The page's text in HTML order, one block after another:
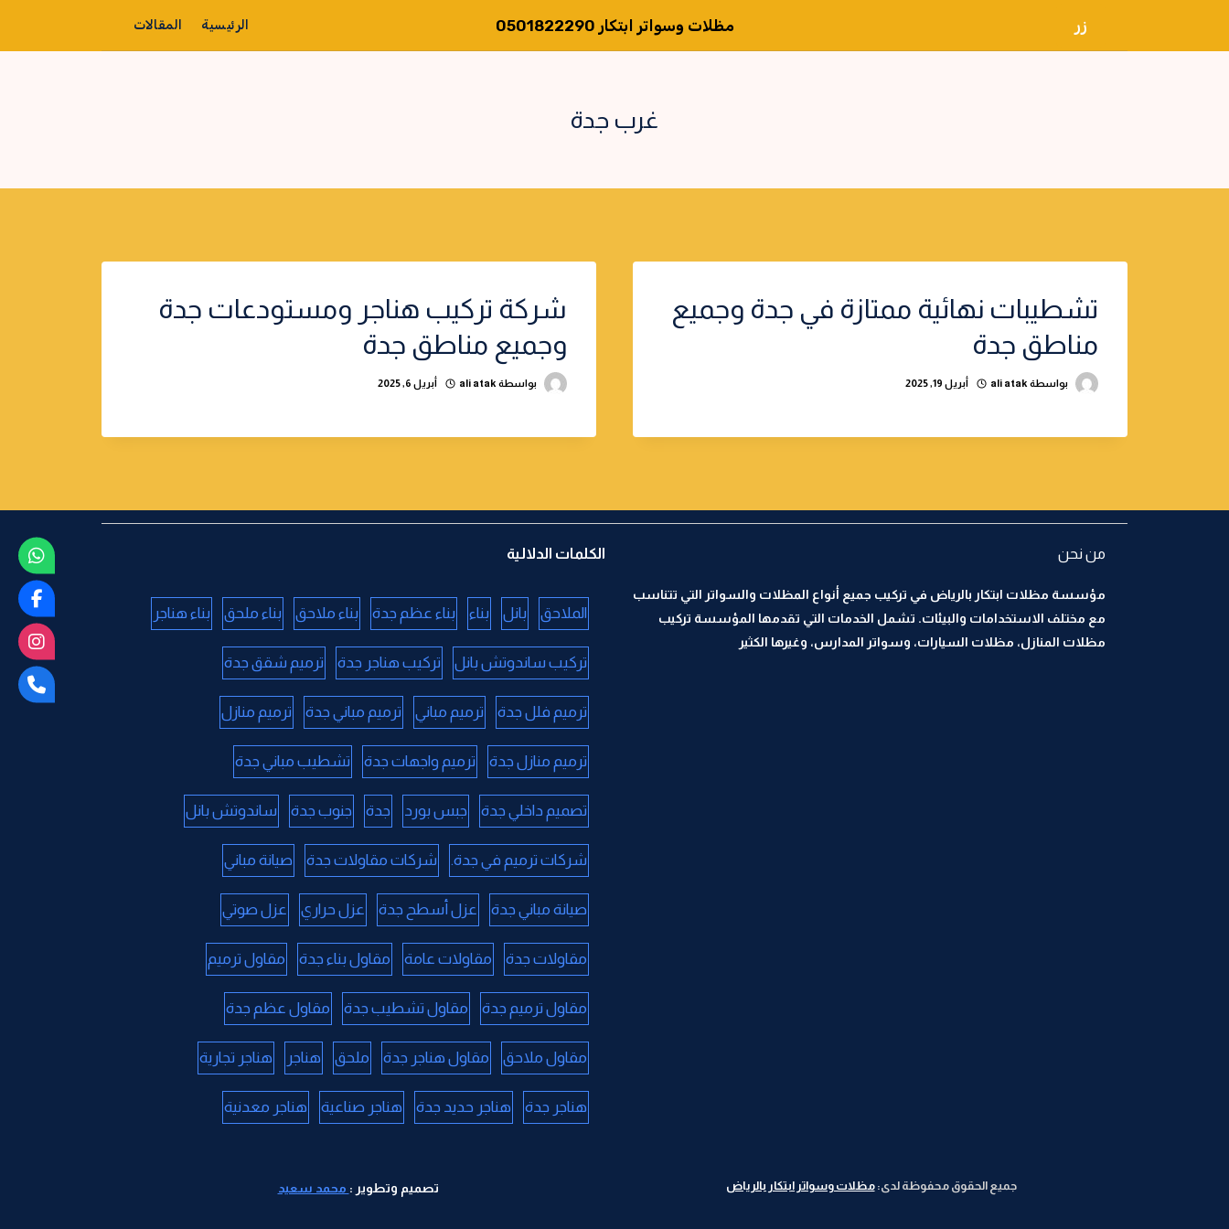
زر مظلات وسواتر ابتكار 0501822290 الرئيسية المقالات
غرب جدة
تشطيبات نهائية ممتازة في جدة وجميع
مناطق جدة
بواسطة ali atak أبريل 19, 2025
شركة تركيب هناجر ومستودعات جدة
وجميع مناطق جدة
بواسطة ali atak أبريل 6, 2025
من نحن
مؤسسة مظلات ابتكار بالرياض في تركيب جميع أنواع المظلات والسواتر التي تتناسب
مع مختلف الاستخدامات والبيئات. تشمل الخدمات التي تقدمها المؤسسة تركيب
مظلات المنازل، مظلات السيارات، وسواتر المدارس، وغيرها الكثير
الكلمات الدلالية
الملاحق بانل بناء بناء عظم جدة بناء ملاحق بناء ملحق بناء هناجر
تركيب ساندوتش بانل تركيب هناجر جدة ترميم شقق جدة
ترميم فلل جدة ترميم مباني ترميم مباني جدة ترميم منازل
ترميم منازل جدة ترميم واجهات جدة تشطيب مباني جدة
تصميم داخلي جدة جبس بورد جدة جنوب جدة ساندوتش بانل
شركات ترميم في جدة. شركات مقاولات جدة صيانة مباني
صيانة مباني جدة عزل أسطح جدة عزل حراري عزل صوتي
مقاولات جدة مقاولات عامة مقاول بناء جدة مقاول ترميم
مقاول ترميم جدة مقاول تشطيب جدة مقاول عظم جدة
مقاول ملاحق مقاول هناجر جدة ملحق هناجر هناجر تجارية
هناجر جدة هناجر حديد جدة هناجر صناعية هناجر معدنية
جميع الحقوق محفوظة لدى:مظلات وسواتر ابتكار بالرياض تصميم وتطوير : محمد سعيد